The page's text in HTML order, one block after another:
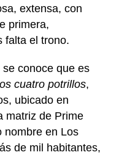
extensa, con
primera,
falta el trono.
conoce que es
cuatro potrillos,
ubicado en
matriz de Prime
nombre en Los
de mil habitantes,